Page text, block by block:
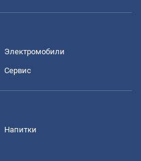
Электромобили
Сервис
Напитки